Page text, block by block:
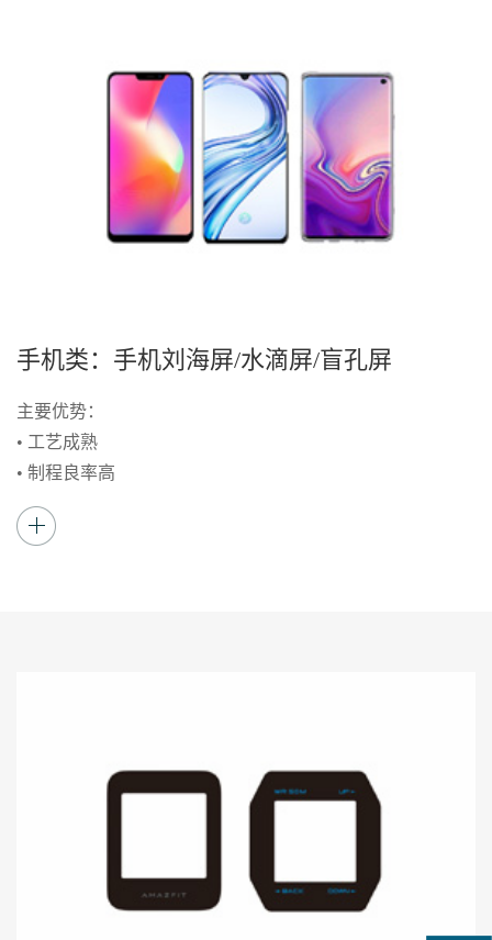
手机类：手机刘海屏/水滴屏/盲孔屏
主要优势：
• 工艺成熟
• 制程良率高
• 持续稳定量产